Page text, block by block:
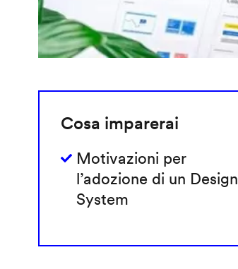
Cosa imparerai
Motivazioni per
l’adozione di un Design
System